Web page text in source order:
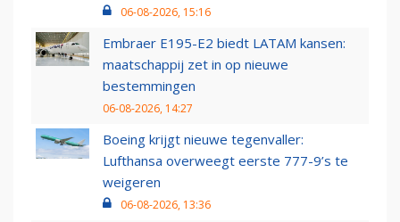
06-08-2026, 15:16
Embraer E195-E2 biedt LATAM kansen:
maatschappij zet in op nieuwe
bestemmingen
06-08-2026, 14:27
Boeing krijgt nieuwe tegenvaller:
Lufthansa overweegt eerste 777-9’s te
weigeren
06-08-2026, 13:36